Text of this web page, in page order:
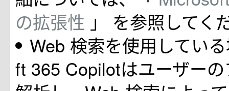
の拡張性 」 を参照してく
Web 検索を使用してい
ft 365 Copilotはユーザー